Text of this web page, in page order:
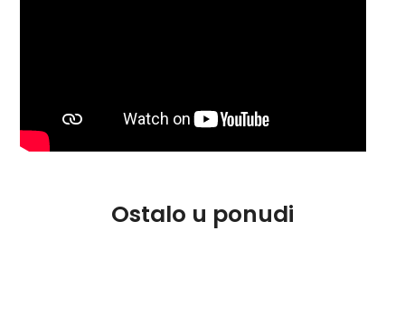
Ostalo u ponudi